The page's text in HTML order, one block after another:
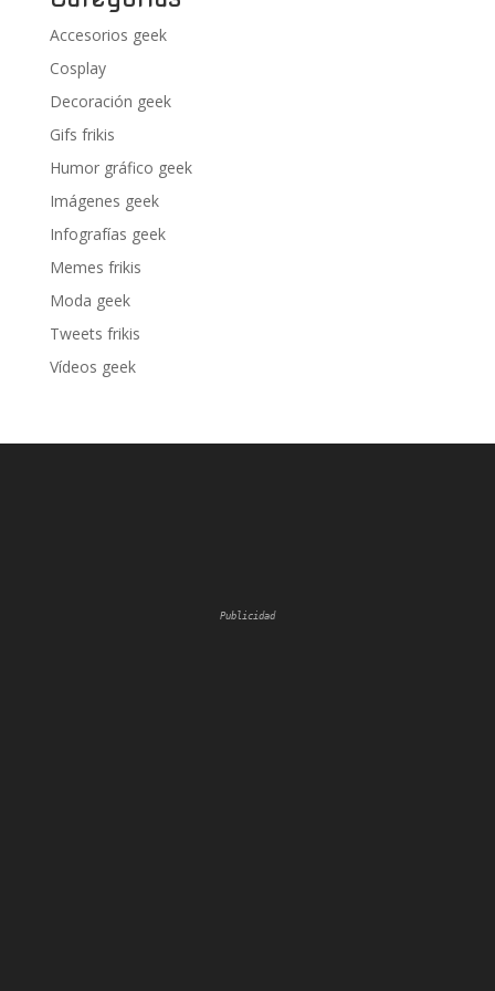
Accesorios geek
Cosplay
Decoración geek
Gifs frikis
Humor gráfico geek
Imágenes geek
Infografías geek
Memes frikis
Moda geek
Tweets frikis
Vídeos geek
Publicidad